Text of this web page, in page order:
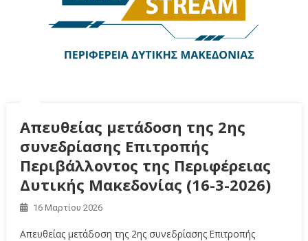
Απευθείας μετάδοση της 2ης
συνεδρίασης Επιτροπής
Περιβάλλοντος της Περιφέρειας
Δυτικής Μακεδονίας (16-3-2026)
16 Μαρτίου 2026
Απευθείας μετάδοση της 2ης συνεδρίασης Επιτροπής